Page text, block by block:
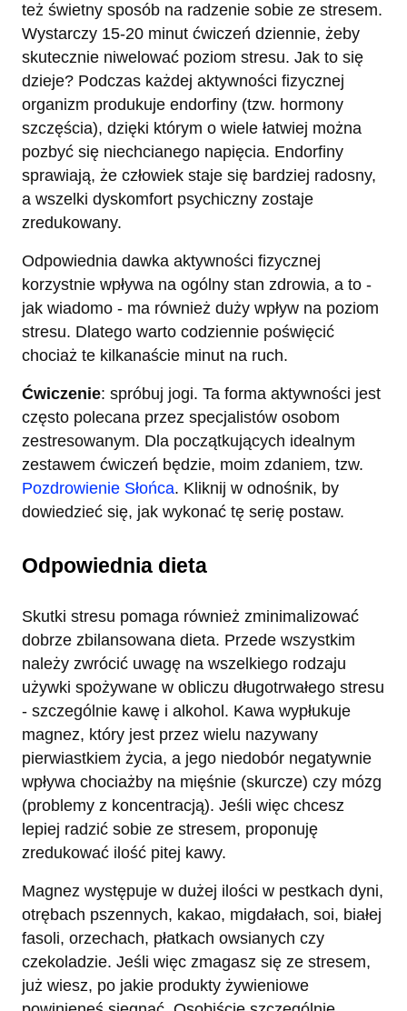
też świetny sposób na radzenie sobie ze stresem.
Wystarczy 15-20 minut ćwiczeń dziennie, żeby
skutecznie niwelować poziom stresu. Jak to się
dzieje? Podczas każdej aktywności fizycznej
organizm produkuje endorfiny (tzw. hormony
szczęścia), dzięki którym o wiele łatwiej można
pozbyć się niechcianego napięcia. Endorfiny
sprawiają, że człowiek staje się bardziej radosny,
a wszelki dyskomfort psychiczny zostaje
zredukowany.
Odpowiednia dawka aktywności fizycznej
korzystnie wpływa na ogólny stan zdrowia, a to -
jak wiadomo - ma również duży wpływ na poziom
stresu. Dlatego warto codziennie poświęcić
chociaż te kilkanaście minut na ruch.
Ćwiczenie: spróbuj jogi. Ta forma aktywności jest
często polecana przez specjalistów osobom
zestresowanym. Dla początkujących idealnym
zestawem ćwiczeń będzie, moim zdaniem, tzw.
Pozdrowienie Słońca. Kliknij w odnośnik, by
dowiedzieć się, jak wykonać tę serię postaw.
Odpowiednia dieta
Skutki stresu pomaga również zminimalizować
dobrze zbilansowana dieta. Przede wszystkim
należy zwrócić uwagę na wszelkiego rodzaju
używki spożywane w obliczu długotrwałego stresu
- szczególnie kawę i alkohol. Kawa wypłukuje
magnez, który jest przez wielu nazywany
pierwiastkiem życia, a jego niedobór negatywnie
wpływa chociażby na mięśnie (skurcze) czy mózg
(problemy z koncentracją). Jeśli więc chcesz
lepiej radzić sobie ze stresem, proponuję
zredukować ilość pitej kawy.
Magnez występuje w dużej ilości w pestkach dyni,
otrębach pszennych, kakao, migdałach, soi, białej
fasoli, orzechach, płatkach owsianych czy
czekoladzie. Jeśli więc zmagasz się ze stresem,
już wiesz, po jakie produkty żywieniowe